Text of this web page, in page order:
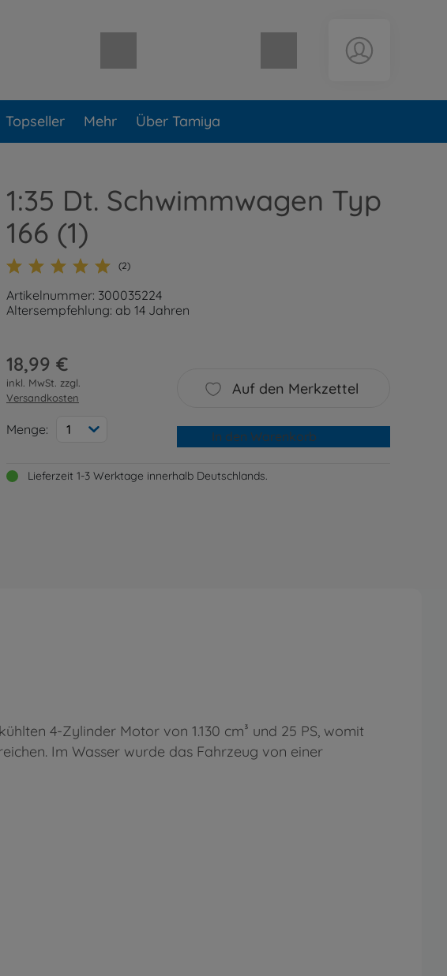
Warenkorb leer
Topseller Mehr Über Tamiya
1:35 Dt. Schwimmwagen Typ
166 (1)
(2)
Artikelnummer: 300035224
Altersempfehlung: ab 14 Jahren
18,99 €
inkl. MwSt. zzgl.
Versandkosten
Menge: 1
Auf den Merkzettel
In den Warenkorb
Lieferzeit 1-3 Werktage innerhalb Deutschlands.
4-Zylinder Motor von 1.130 cm³ und 25 PS, womit
Im Wasser wurde das Fahrzeug von einer